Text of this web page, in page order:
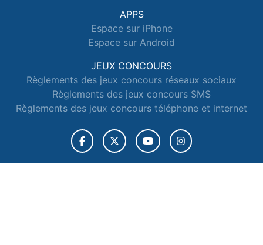
APPS
Espace sur iPhone
Espace sur Android
JEUX CONCOURS
Règlements des jeux concours réseaux sociaux
Règlements des jeux concours SMS
Règlements des jeux concours téléphone et internet